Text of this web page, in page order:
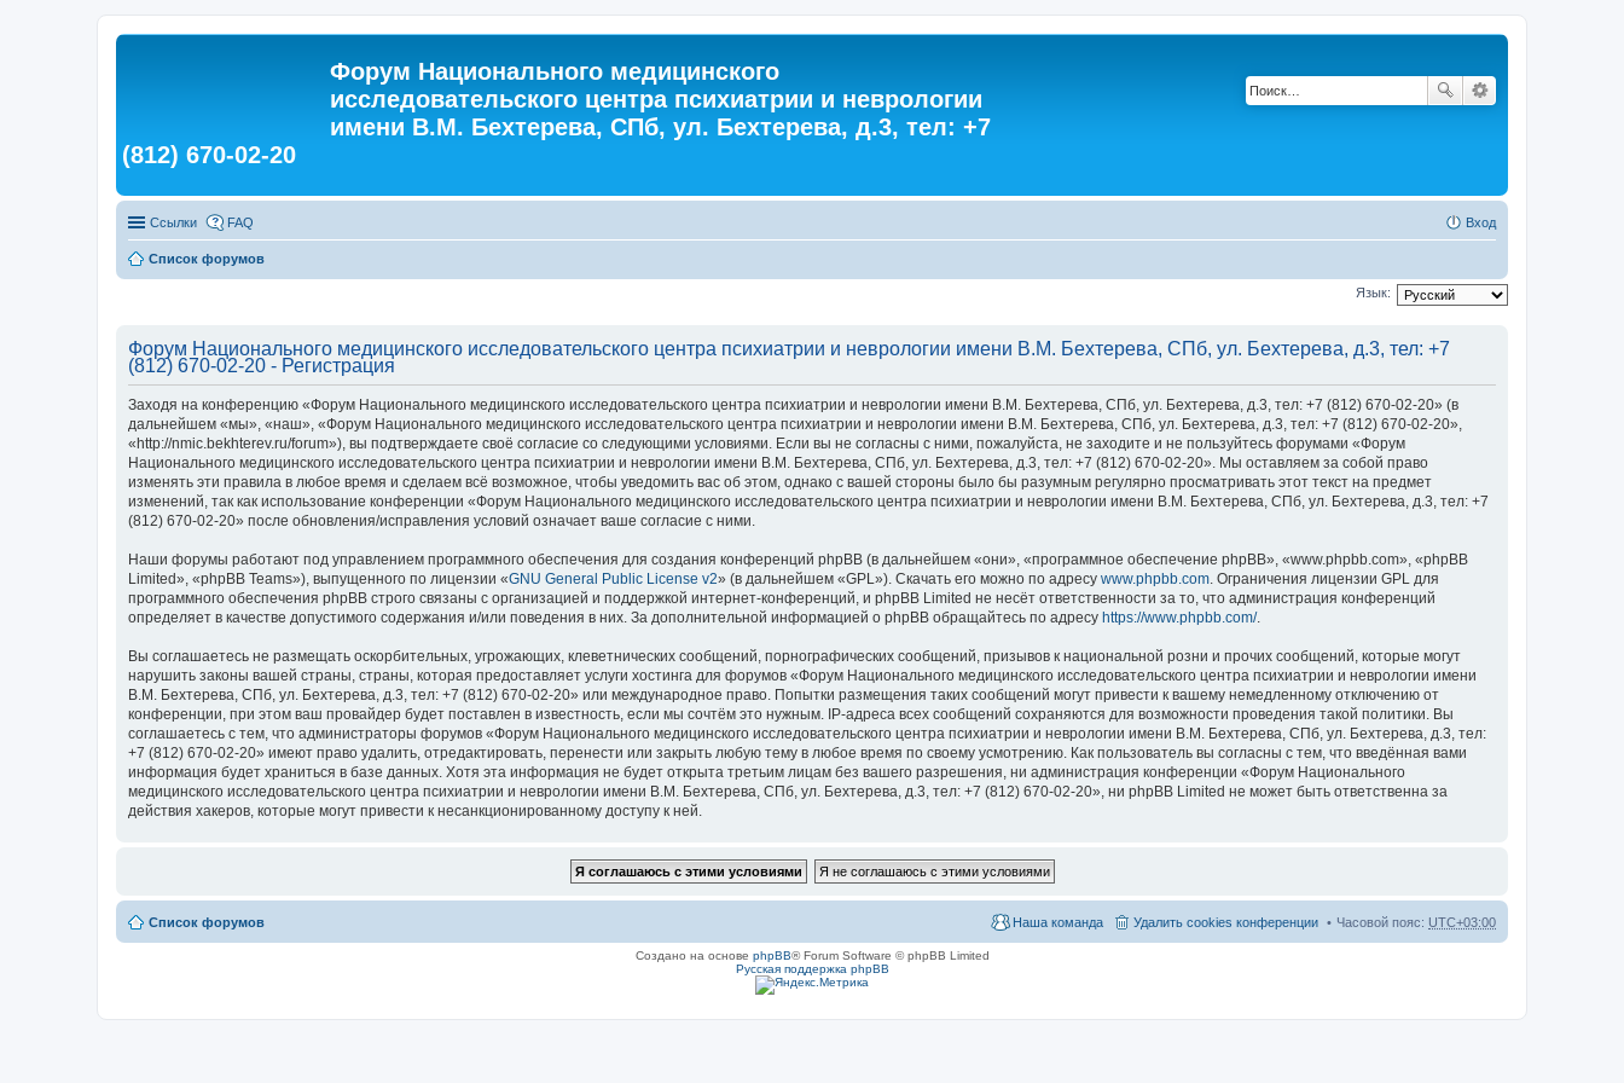
Форум Национального медицинского
исследовательского центра психиатрии и неврологии
имени В.М. Бехтерева, СПб, ул. Бехтерева, д.3, тел: +7
(812) 670-02-20
Ссылки FAQ Вход
Список форумов
Язык:
Форум Национального медицинского исследовательского центра психиатрии и неврологии имени В.М. Бехтерева, СПб, ул. Бехтерева, д.3, тел: +7
(812) 670-02-20 - Регистрация
Заходя на конференцию «Форум Национального медицинского исследовательского центра психиатрии и неврологии имени В.М. Бехтерева, СПб, ул. Бехтерева, д.3, тел: +7 (812) 670-02-20» (в
дальнейшем «мы», «наш», «Форум Национального медицинского исследовательского центра психиатрии и неврологии имени В.М. Бехтерева, СПб, ул. Бехтерева, д.3, тел: +7 (812) 670-02-20»,
«http://nmic.bekhterev.ru/forum»), вы подтверждаете своё согласие со следующими условиями. Если вы не согласны с ними, пожалуйста, не заходите и не пользуйтесь форумами «Форум
Национального медицинского исследовательского центра психиатрии и неврологии имени В.М. Бехтерева, СПб, ул. Бехтерева, д.3, тел: +7 (812) 670-02-20». Мы оставляем за собой право
изменять эти правила в любое время и сделаем всё возможное, чтобы уведомить вас об этом, однако с вашей стороны было бы разумным регулярно просматривать этот текст на предмет
изменений, так как использование конференции «Форум Национального медицинского исследовательского центра психиатрии и неврологии имени В.М. Бехтерева, СПб, ул. Бехтерева, д.3, тел: +7
(812) 670-02-20» после обновления/исправления условий означает ваше согласие с ними.
Наши форумы работают под управлением программного обеспечения для создания конференций phpBB (в дальнейшем «они», «программное обеспечение phpBB», «www.phpbb.com», «phpBB
Limited», «phpBB Teams»), выпущенного по лицензии «GNU General Public License v2» (в дальнейшем «GPL»). Скачать его можно по адресу www.phpbb.com. Ограничения лицензии GPL для
программного обеспечения phpBB строго связаны с организацией и поддержкой интернет-конференций, и phpBB Limited не несёт ответственности за то, что администрация конференций
определяет в качестве допустимого содержания и/или поведения в них. За дополнительной информацией о phpBB обращайтесь по адресу https://www.phpbb.com/.
Вы соглашаетесь не размещать оскорбительных, угрожающих, клеветнических сообщений, порнографических сообщений, призывов к национальной розни и прочих сообщений, которые могут
нарушить законы вашей страны, страны, которая предоставляет услуги хостинга для форумов «Форум Национального медицинского исследовательского центра психиатрии и неврологии имени
В.М. Бехтерева, СПб, ул. Бехтерева, д.3, тел: +7 (812) 670-02-20» или международное право. Попытки размещения таких сообщений могут привести к вашему немедленному отключению от
конференции, при этом ваш провайдер будет поставлен в известность, если мы сочтём это нужным. IP-адреса всех сообщений сохраняются для возможности проведения такой политики. Вы
соглашаетесь с тем, что администраторы форумов «Форум Национального медицинского исследовательского центра психиатрии и неврологии имени В.М. Бехтерева, СПб, ул. Бехтерева, д.3, тел:
+7 (812) 670-02-20» имеют право удалить, отредактировать, перенести или закрыть любую тему в любое время по своему усмотрению. Как пользователь вы согласны с тем, что введённая вами
информация будет храниться в базе данных. Хотя эта информация не будет открыта третьим лицам без вашего разрешения, ни администрация конференции «Форум Национального
медицинского исследовательского центра психиатрии и неврологии имени В.М. Бехтерева, СПб, ул. Бехтерева, д.3, тел: +7 (812) 670-02-20», ни phpBB Limited не может быть ответственна за
действия хакеров, которые могут привести к несанкционированному доступу к ней.
Список форумов Часовой пояс: UTC+03:00
Удалить cookies конференции
Наша команда
Создано на основе phpBB® Forum Software © phpBB Limited
Русская поддержка phpBB